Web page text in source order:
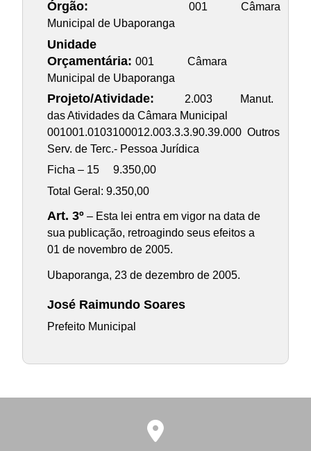
Órgão:001 Câmara
Municipal de Ubaporanga
Unidade
Orçamentária:001 Câmara
Municipal de Ubaporanga
Projeto/Atividade:
2.003 Manut.
das Atividades da Câmara Municipal
001001.0103100012.003.3.3.90.39.000 Outros
Serv. de Terc.- Pessoa Jurídica
Ficha – 15 9.350,00
Total Geral: 9.350,00
Art. 3º – Esta lei entra em vigor na data de
sua publicação, retroagindo seus efeitos a
01 de novembro de 2005.
Ubaporanga, 23 de dezembro de 2005.
José Raimundo Soares
Prefeito Municipal